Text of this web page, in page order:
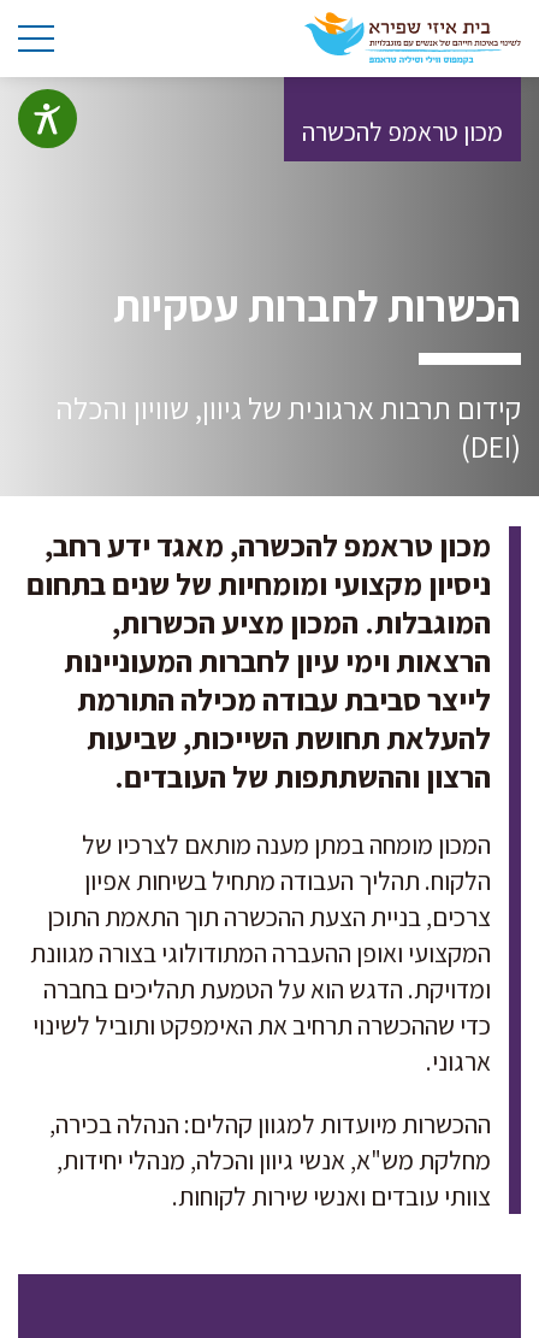
מכון טראמפ להכשרה
הכשרות לחברות עסקיות
קידום תרבות ארגונית של גיוון, שוויון והכלה
(DEI)
מכון טראמפ להכשרה, מאגד ידע רחב,
ניסיון מקצועי ומומחיות של שנים בתחום
המוגבלות. המכון מציע הכשרות,
הרצאות וימי עיון לחברות המעוניינות
לייצר סביבת עבודה מכילה התורמת
להעלאת תחושת השייכות, שביעות
הרצון וההשתתפות של העובדים.
המכון מומחה במתן מענה מותאם לצרכיו של
הלקוח. תהליך העבודה מתחיל בשיחות אפיון
צרכים, בניית הצעת ההכשרה תוך התאמת התוכן
המקצועי ואופן ההעברה המתודולוגי בצורה מגוונת
ומדויקת. הדגש הוא על הטמעת תהליכים בחברה
כדי שההכשרה תרחיב את האימפקט ותוביל לשינוי
ארגוני.
ההכשרות מיועדות למגוון קהלים: הנהלה בכירה,
מחלקת מש"א, אנשי גיוון והכלה, מנהלי יחידות,
צוותי עובדים ואנשי שירות לקוחות.